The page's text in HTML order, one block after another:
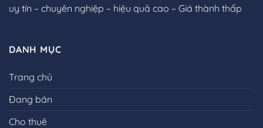
uy tín – chuyên nghiệp – hiệu quả cao – Giá thành thấp
DANH MỤC
Trang chủ
Đang bán
Cho thuê